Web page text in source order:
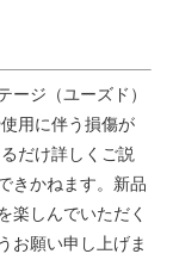
ージ（ユーズド）
用に伴う損傷が
だけ詳しくご説
きかねます。新品
楽しんでいただく
お願い申し上げま